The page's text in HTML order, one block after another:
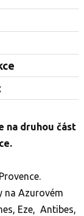
na druhou část
na Azurovém
Eze, Antibes,